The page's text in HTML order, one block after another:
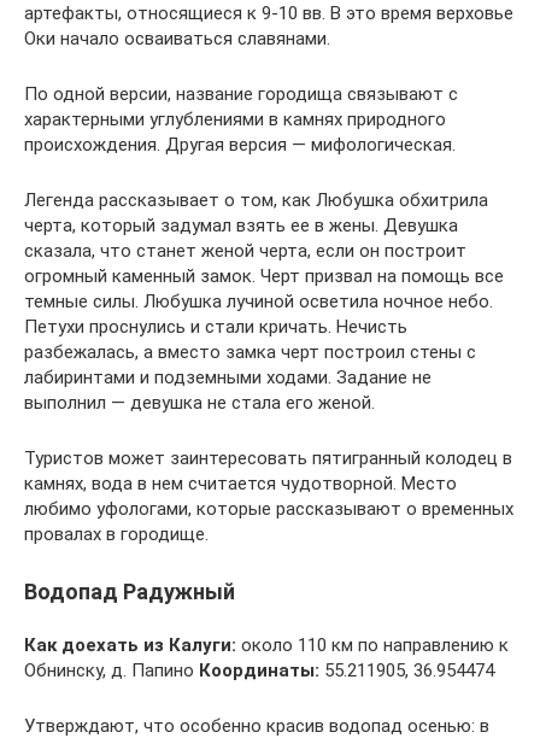
артефакты, относящиеся к 9-10 вв. В это время верховье
Оки начало осваиваться славянами.
По одной версии, название городища связывают с
характерными углублениями в камнях природного
происхождения. Другая версия — мифологическая.
Легенда рассказывает о том, как Любушка обхитрила
черта, который задумал взять ее в жены. Девушка
сказала, что станет женой черта, если он построит
огромный каменный замок. Черт призвал на помощь все
темные силы. Любушка лучиной осветила ночное небо.
Петухи проснулись и стали кричать. Нечисть
разбежалась, а вместо замка черт построил стены с
лабиринтами и подземными ходами. Задание не
выполнил — девушка не стала его женой.
Туристов может заинтересовать пятигранный колодец в
камнях, вода в нем считается чудотворной. Место
любимо уфологами, которые рассказывают о временных
провалах в городище.
Водопад Радужный
Как доехать из Калуги: около 110 км по направлению к
Обнинску, д. Папино Координаты: 55.211905, 36.954474
Утверждают, что особенно красив водопад осенью: в